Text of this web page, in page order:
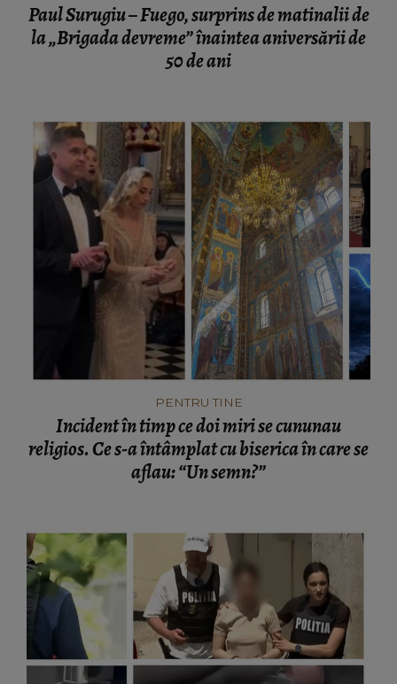
Paul Surugiu – Fuego, surprins de matinalii de
la „Brigada devreme” înaintea aniversării de
50 de ani
PENTRU TINE
Incident în timp ce doi miri se cununau
religios. Ce s-a întâmplat cu biserica în care se
aflau: “Un semn?”